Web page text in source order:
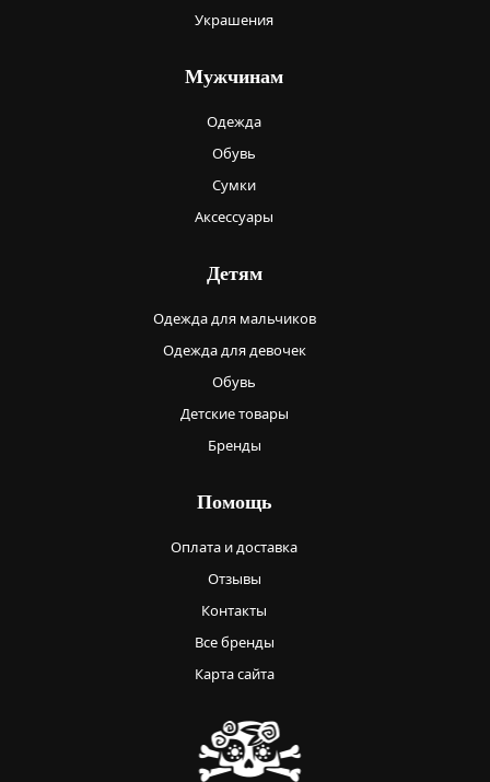
Украшения
Мужчинам
Одежда
Обувь
Сумки
Аксессуары
Детям
Одежда для мальчиков
Одежда для девочек
Обувь
Детские товары
Бренды
Помощь
Оплата и доставка
Отзывы
Контакты
Все бренды
Карта сайта